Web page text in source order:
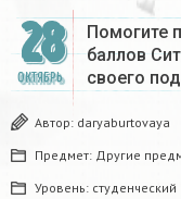
28
ОКТЯБРЬ
Помогите
баллов
своего
Автор: daryaburtovaya
Предмет: Другие
Уровень: студенческий